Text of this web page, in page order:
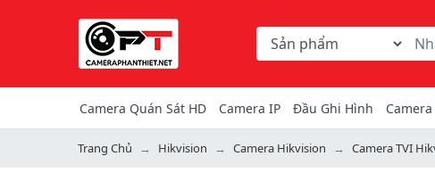
Chọn danh mục tìm kiếm
Từ khóa hoặc mã hàng
Camera Quán Sát HD Camera IP Đầu Ghi Hình
Trang Chủ Hikvision Camera Hikvision Camera TVI